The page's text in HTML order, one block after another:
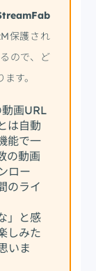
保護され
ので、ど
す。
画URL
は自動
能で一
の動画
ロー
のライ
」と感
しみた
いま